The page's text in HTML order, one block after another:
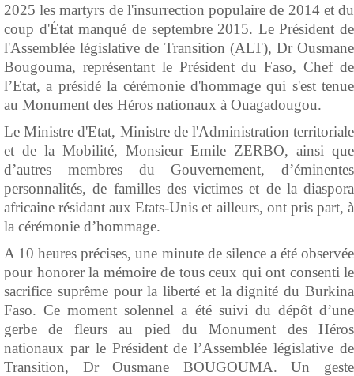
2025 les martyrs de l'insurrection populaire de 2014 et du
coup d'État manqué de septembre 2015. Le Président de
l'Assemblée législative de Transition (ALT), Dr Ousmane
Bougouma, représentant le Président du Faso, Chef de
l’Etat, a présidé la cérémonie d'hommage qui s'est tenue
au Monument des Héros nationaux à Ouagadougou.
Le Ministre d'Etat, Ministre de l'Administration territoriale
et de la Mobilité, Monsieur Emile ZERBO, ainsi que
d’autres membres du Gouvernement, d’éminentes
personnalités, de familles des victimes et de la diaspora
africaine résidant aux Etats-Unis et ailleurs, ont pris part, à
la cérémonie d’hommage.
A 10 heures précises, une minute de silence a été observée
pour honorer la mémoire de tous ceux qui ont consenti le
sacrifice suprême pour la liberté et la dignité du Burkina
Faso. Ce moment solennel a été suivi du dépôt d’une
gerbe de fleurs au pied du Monument des Héros
nationaux par le Président de l’Assemblée législative de
Transition, Dr Ousmane BOUGOUMA. Un geste